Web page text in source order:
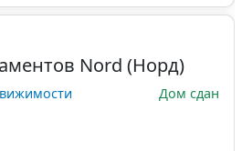
Nord (Норд)
Дом сдан